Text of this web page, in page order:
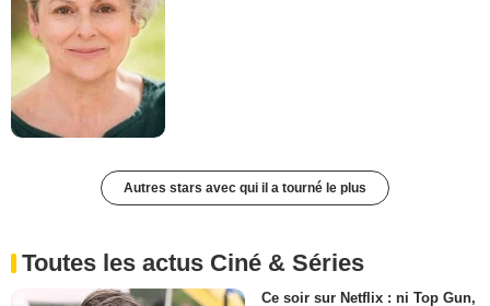
Autres stars avec qui il a tourné le plus
Toutes les actus Ciné & Séries
Ce soir sur Netflix : ni Top Gun,